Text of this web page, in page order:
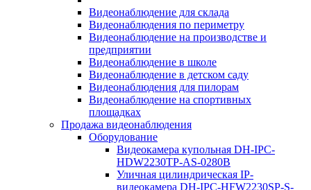
Видеонаблюдение для склада
Видеонаблюдения по периметру
Видеонаблюдение на производстве и
предприятии
Видеонаблюдение в школе
Видеонаблюдение в детском саду
Видеонаблюдения для пилорам
Видеонаблюдение на спортивных
площадках
Продажа видеонаблюдения
Оборудование
Видеокамера купольная DH-IPC-
HDW2230TP-AS-0280B
Уличная цилиндрическая IP-
видеокамера DH-IPC-HFW2230SP-S-